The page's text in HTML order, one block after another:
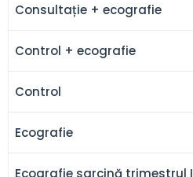
Consultație + ecografie
Control + ecografie
Control
Ecografie
Ecografie sarcină trimestrul I